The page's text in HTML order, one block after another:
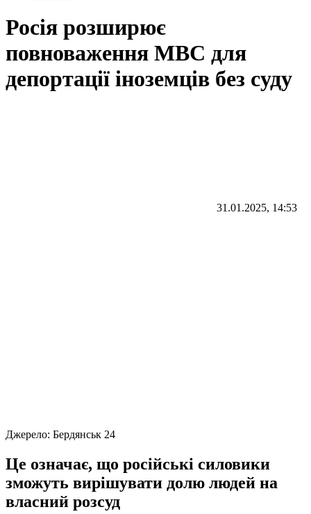
Росія розширює
повноваження МВС для
депортації іноземців без суду
31.01.2025, 14:53
Джерело: Бердянськ 24
Це означає, що російські силовики
зможуть вирішувати долю людей на
власний розсуд